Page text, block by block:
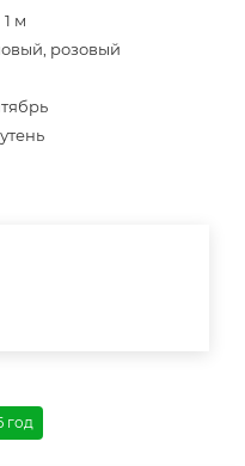
1 м
розовый
год